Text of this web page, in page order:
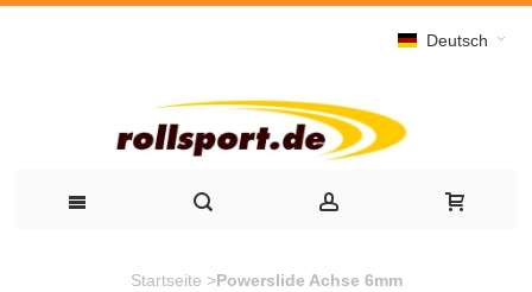
Deutsch
Startseite >Powerslide Achse 6mm